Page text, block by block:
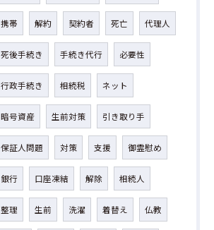
携帯 解約 契約者 死亡 代理人
死後手続き 手続き代行 必要性
行政手続き 相続税 ネット
暗号資産 生前対策 引き取り手
保証人問題 対策 支援 御霊慰め
銀行 口座凍結 解除 相続人
整理 生前 洗濯 着替え 仏教